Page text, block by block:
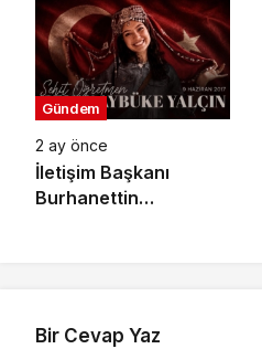
Eylemi İçin 10 Öncelikli
Alan Ve 6 Hedef
Belirlendi
Gündem
2 ay önce
İletişim Başkanı
Burhanettin
Bir Cevap Yaz